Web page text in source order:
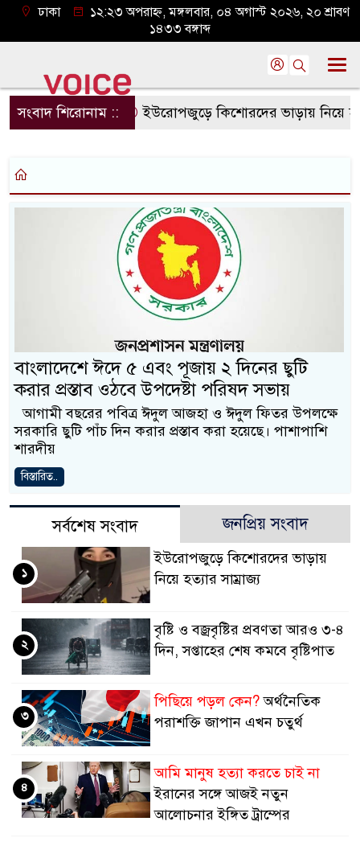
ঢাকা
১২:২৩ অপরাহ্ন, মঙ্গলবার, ০৪ অগাস্ট ২০২৬, ২০ শ্রাবণ
১৪৩৩ বঙ্গাব্দ
সংবাদ শিরোনাম :: ইউরোপজুড়ে কিশোরদের ভাড়ায় নিয়ে
বাংলাদেশে ঈদে ৫ এবং পূজায় ২ দিনের ছুটি
করার প্রস্তাব ওঠবে উপদেষ্টা পরিষদ সভায়
আগামী বছরের পবিত্র ঈদুল আজহা ও ঈদুল ফিতর উপলক্ষে
সরকারি ছুটি পাঁচ দিন করার প্রস্তাব করা হয়েছে। পাশাপাশি
শারদীয়
বিস্তারিত..
সর্বশেষ সংবাদ জনপ্রিয় সংবাদ
ইউরোপজুড়ে কিশোরদের ভাড়ায়
নিয়ে হত্যার সাম্রাজ্য
১
বৃষ্টি ও বজ্রবৃষ্টির প্রবণতা আরও ৩-৪
দিন, সপ্তাহের শেষ কমবে বৃষ্টিপাত
২
পিছিয়ে পড়ল কেন?অর্থনৈতিক
পরাশক্তি জাপান এখন চতুর্থ
৩
আমি মানুষ হত্যা করতে চাই না
ইরানের সঙ্গে আজই নতুন
আলোচনার ইঙ্গিত ট্রাম্পের
৪